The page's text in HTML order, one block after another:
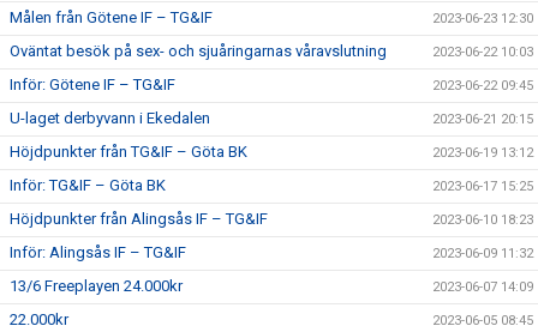
Målen från Götene IF – TG&IF 2023-06-23 12:30
Oväntat besök på sex- och sjuåringarnas våravslutning 2023-06-22 10:03
Inför: Götene IF – TG&IF 2023-06-22 09:45
U-laget derbyvann i Ekedalen 2023-06-21 20:15
Höjdpunkter från TG&IF – Göta BK 2023-06-19 13:12
Inför: TG&IF – Göta BK 2023-06-17 15:25
Höjdpunkter från Alingsås IF – TG&IF 2023-06-10 18:23
Inför: Alingsås IF – TG&IF 2023-06-09 11:32
13/6 Freeplayen 24.000kr 2023-06-07 14:09
22.000kr 2023-06-05 08:45